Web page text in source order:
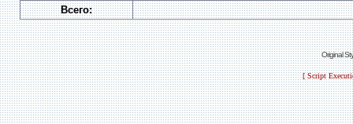
Всего:
Original
[ Script